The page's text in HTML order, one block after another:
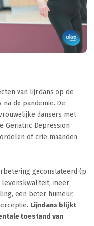
van lijndans op de
de pandemie. De
dansers met
Geriatric Depression
of drie maanden
geconstateerd (p
levenskwaliteit, meer
een beter humeur,
Lijndans blijkt
toestand van